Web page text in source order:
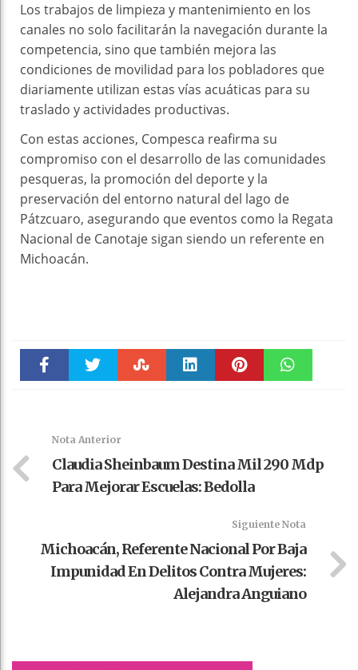
Los trabajos de limpieza y mantenimiento en los
canales no solo facilitarán la navegación durante la
competencia, sino que también mejora las
condiciones de movilidad para los pobladores que
diariamente utilizan estas vías acuáticas para su
traslado y actividades productivas.
Con estas acciones, Compesca reafirma su
compromiso con el desarrollo de las comunidades
pesqueras, la promoción del deporte y la
preservación del entorno natural del lago de
Pátzcuaro, asegurando que eventos como la Regata
Nacional de Canotaje sigan siendo un referente en
Michoacán.
Nota Anterior
Claudia Sheinbaum Destina Mil 290 Mdp
Para Mejorar Escuelas: Bedolla
Siguiente Nota
Michoacán, Referente Nacional Por Baja
Impunidad En Delitos Contra Mujeres:
Alejandra Anguiano